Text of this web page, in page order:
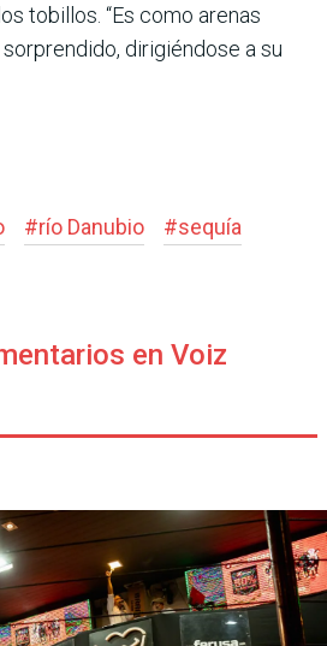
tobillos. “Es como arenas
dirigiéndose a su
#río Danubio #sequía
en Voiz